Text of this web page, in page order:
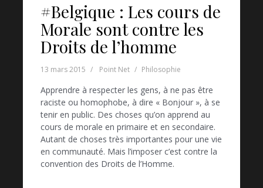
#Belgique : Les cours de
Morale sont contre les
Droits de l’homme
13 mars 2015 Point Net Philosophie
Apprendre à respecter les gens, à ne pas être
raciste ou homophobe, à dire « Bonjour », à se
tenir en public. Des choses qu’on apprend au
cours de morale en primaire et en secondaire.
Autant de choses très importantes pour une vie
en communauté. Mais l’imposer c’est contre la
convention des Droits de l’Homme.